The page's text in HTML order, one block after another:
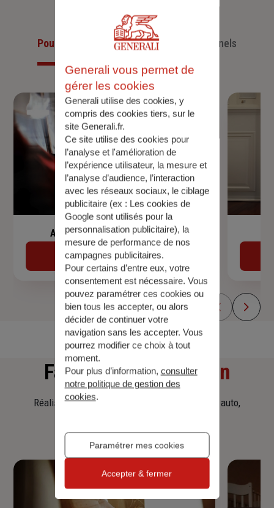
Pour les particuliersPour les professionnels
Assurance de prêt immobilier
Découvrir
Faitesune simulation
Réalisez une simulation tarifaire d'assurance, auto,
Generali vous permet de
gérer les cookies
Generali utilise des cookies, y
compris des cookies tiers, sur le
site Generali.fr.
Ce site utilise des cookies pour
l’analyse et l'amélioration de
l’expérience utilisateur, la mesure et
l’analyse d’audience, l’interaction
avec les réseaux sociaux, le ciblage
publicitaire (ex : Les cookies de
Google sont utilisés pour la
personnalisation publicitaire), la
mesure de performance de nos
campagnes publicitaires.
Pour certains d’entre eux, votre
consentement est nécessaire. Vous
pouvez paramétrer ces cookies ou
bien tous les accepter, ou alors
décider de continuer votre
navigation sans les accepter. Vous
pourrez modifier ce choix à tout
moment.
Pour plus d’information, consulter
notre politique de gestion des
cookies.
Paramétrer mes cookies
Accepter & fermer